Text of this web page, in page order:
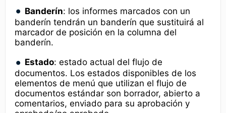
Banderín: los informes marcados con un
banderín tendrán un banderín que sustituirá al
marcador de posición en la columna del
banderín.
Estado: estado actual del flujo de
documentos. Los estados disponibles de los
elementos de menú que utilizan el flujo de
documentos estándar son borrador, abierto a
comentarios, enviado para su aprobación y